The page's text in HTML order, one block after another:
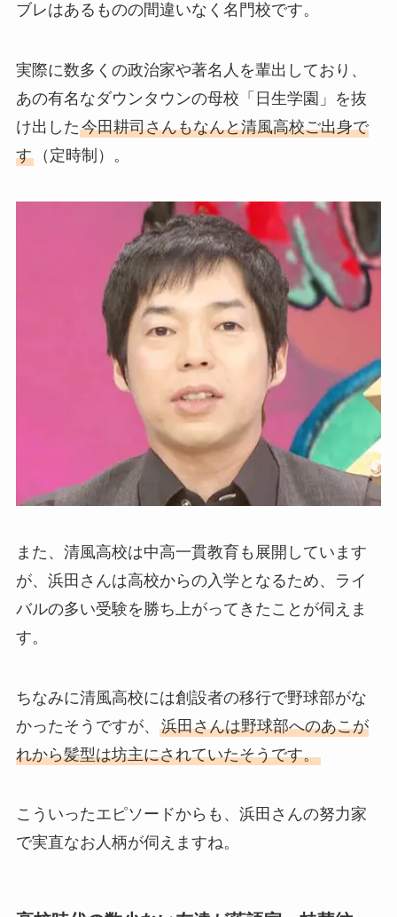
ブレはあるものの間違いなく名門校です。
実際に数多くの政治家や著名人を輩出しており、
あの有名なダウンタウンの母校「日生学園」を抜
け出した今田耕司さんもなんと清風高校ご出身で
す（定時制）。
また、清風高校は中高一貫教育も展開しています
が、浜田さんは高校からの入学となるため、ライ
バルの多い受験を勝ち上がってきたことが伺えま
す。
ちなみに清風高校には創設者の移行で野球部がな
かったそうですが、 浜田さんは野球部へのあこが
れから髪型は坊主にされていたそうです。
こういったエピソードからも、浜田さんの努力家
で実直なお人柄が伺えますね。